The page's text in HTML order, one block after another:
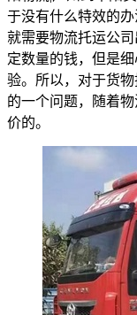
于没有什么特效的
就需要物流托运公
定数量的钱，但是
验。所以，对于货
的一个问题，随着
价的。